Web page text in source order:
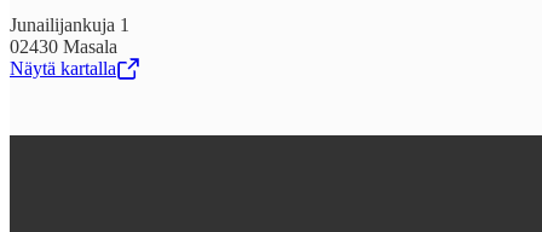
Junailijankuja 1
02430 Masala
Näytä kartalla
,Avataan uudessa välilehdessä